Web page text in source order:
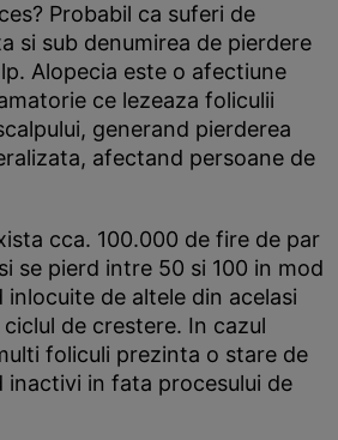
Probabil ca suferi de
si sub denumirea de pierdere
Alopecia este o afectiune
ce lezeaza foliculii
generand pierderea
afectand persoane de
cca. 100.000 de fire de par
se pierd intre 50 si 100 in mod
de altele din acelasi
de crestere. In cazul
foliculi prezinta o stare de
inactivi in fata procesului de